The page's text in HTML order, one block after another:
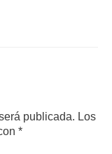
publicada. Los
*